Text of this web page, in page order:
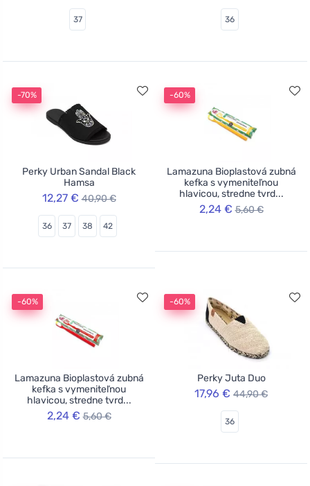
37 36
-70%
Perky Urban Sandal Black
Hamsa
12,27 € 40,90 €
36 37 38 42
-60%
Lamazuna Bioplastová zubná
kefka s vymeniteľnou
hlavicou, stredne tvrd...
2,24 € 5,60 €
-60%
Lamazuna Bioplastová zubná
kefka s vymeniteľnou
hlavicou, stredne tvrd...
2,24 € 5,60 €
-60%
Perky Juta Duo
17,96 € 44,90 €
36